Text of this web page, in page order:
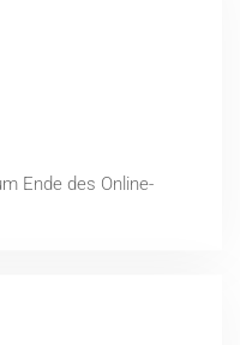
Ende des Online-